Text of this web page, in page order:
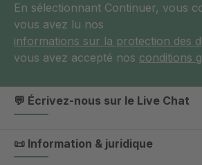
En sélectionnant Continuer, vous
vous avez lu nos
informations sur la protection des
vous avez accepté nos conditions
💬 Écrivez-nous sur le Live Chat
📜 Information & juridique